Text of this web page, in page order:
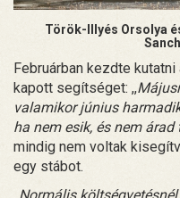
Török-Illyés Orsolya
Februárban kezdte
kapott segítséget: ,,
valamikor június
ha nem esik, és nem árad
mindig nem voltak
egy stábot.